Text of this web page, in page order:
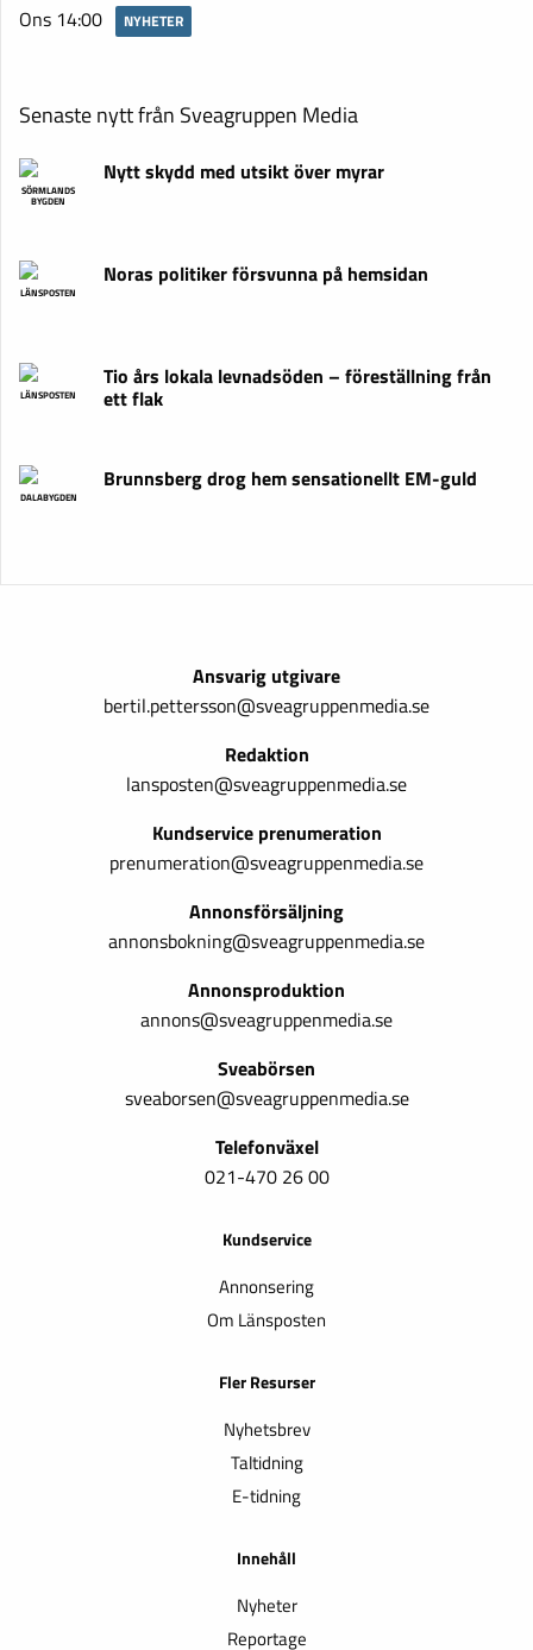
Ons 14:00
NYHETER
Senaste nytt från Sveagruppen Media
SÖRMLANDS
BYGDEN
Nytt skydd med utsikt över myrar
LÄNSPOSTEN
Noras politiker försvunna på hemsidan
LÄNSPOSTEN
Tio års lokala levnadsöden – föreställning från
ett flak
DALABYGDEN
Brunnsberg drog hem sensationellt EM-guld
Ansvarig utgivare
bertil.pettersson@sveagruppenmedia.se
Redaktion
lansposten@sveagruppenmedia.se
Kundservice prenumeration
prenumeration@sveagruppenmedia.se
Annonsförsäljning
annonsbokning@sveagruppenmedia.se
Annonsproduktion
annons@sveagruppenmedia.se
Sveabörsen
sveaborsen@sveagruppenmedia.se
Telefonväxel
021-470 26 00
Kundservice
Annonsering
Om Länsposten
Fler Resurser
Nyhetsbrev
Taltidning
E-tidning
Innehåll
Nyheter
Reportage